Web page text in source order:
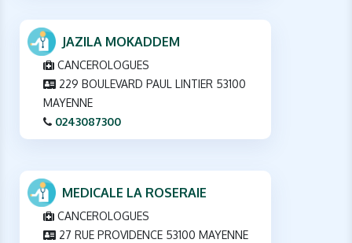
JAZILA MOKADDEM
CANCEROLOGUES
229 BOULEVARD PAUL LINTIER 53100
MAYENNE
0243087300
MEDICALE LA ROSERAIE
CANCEROLOGUES
27 RUE PROVIDENCE 53100 MAYENNE